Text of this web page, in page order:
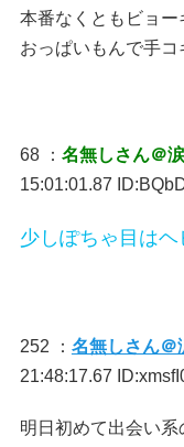
本番なくともビョー
おっぱいもんで手
68 ： 名無しさん＠涙
15:01:01.87
少しぽちゃ目はヘ
252 ： 名無しさん＠
21:48:17.67
明日初めて出会い